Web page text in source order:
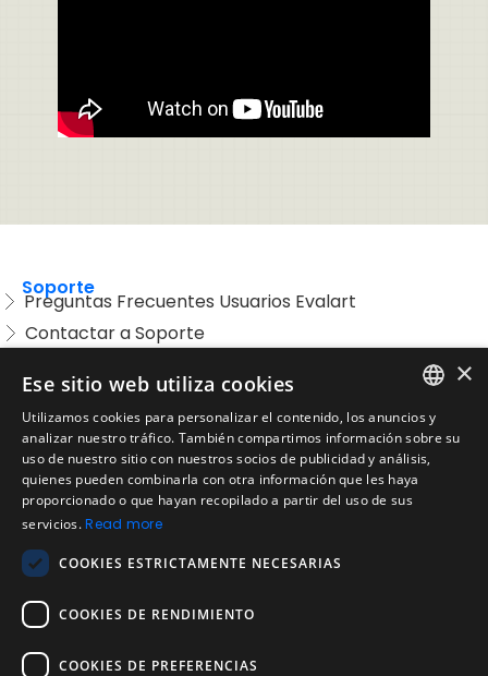
Soporte
Preguntas Frecuentes Usuarios Evalart
Contactar a Soporte
Legal
Condiciones de Servicio
Aviso de privacidad
Política de cookies
Política de devoluciones
Acuerdo de licencia de usuario
Aviso legal
Política de uso aceptable
Empresa
ENGLISH
SPANISH
×
Ese sitio web utiliza cookies
Utilizamos cookies para personalizar el contenido, los anuncios y
analizar nuestro tráfico. También compartimos información sobre su
uso de nuestro sitio con nuestros socios de publicidad y análisis,
quienes pueden combinarla con otra información que les haya
proporcionado o que hayan recopilado a partir del uso de sus
servicios.Read more
COOKIES ESTRICTAMENTE NECESARIAS
COOKIES DE RENDIMIENTO
COOKIES DE PREFERENCIAS